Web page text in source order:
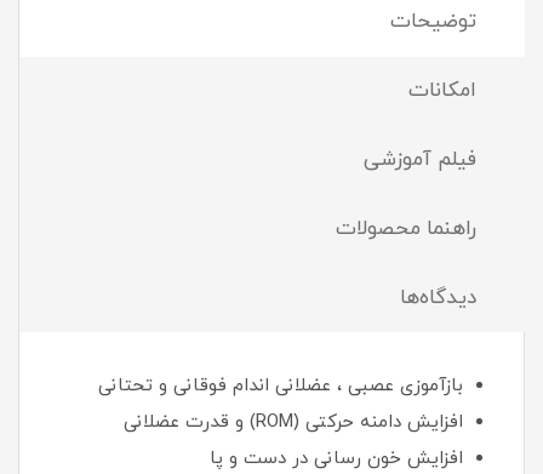
توضیحات
امکانات
فیلم آموزشی
راهنما محصولات
دیدگاه‌ها
بازآموزی عصبی ، عضلانی اندام فوقانی و تحتانی
افزایش دامنه حرکتی (ROM) و قدرت عضلانی
افزایش خون رسانی در دست و پا